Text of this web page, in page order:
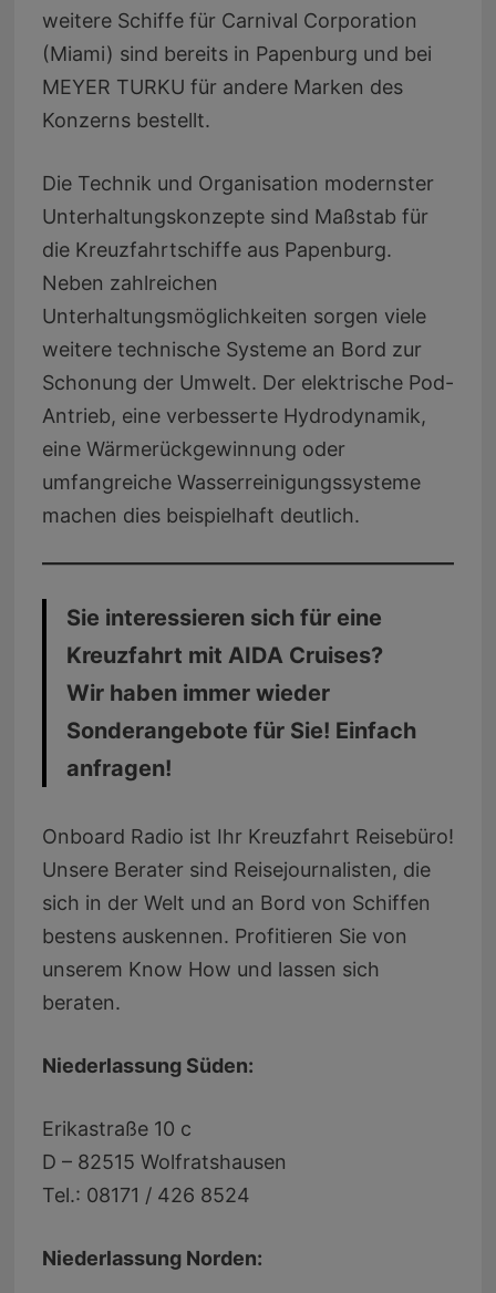
weitere Schiffe für Carnival Corporation
(Miami) sind bereits in Papenburg und bei
MEYER TURKU für andere Marken des
Konzerns bestellt.
Die Technik und Organisation modernster
Unterhaltungskonzepte sind Maßstab für
die Kreuzfahrtschiffe aus Papenburg.
Neben zahlreichen
Unterhaltungsmöglichkeiten sorgen viele
weitere technische Systeme an Bord zur
Schonung der Umwelt. Der elektrische Pod-
Antrieb, eine verbesserte Hydrodynamik,
eine Wärmerückgewinnung oder
umfangreiche Wasserreinigungssysteme
machen dies beispielhaft deutlich.
Sie interessieren sich für eine
Kreuzfahrt mit AIDA Cruises?
Wir haben immer wieder
Sonderangebote für Sie! Einfach
anfragen!
Onboard Radio ist Ihr Kreuzfahrt Reisebüro!
Unsere Berater sind Reisejournalisten, die
sich in der Welt und an Bord von Schiffen
bestens auskennen. Profitieren Sie von
unserem Know How und lassen sich
beraten.
Niederlassung Süden:
Erikastraße 10 c
D – 82515 Wolfratshausen
Tel.: 08171 / 426 8524
Niederlassung Norden: